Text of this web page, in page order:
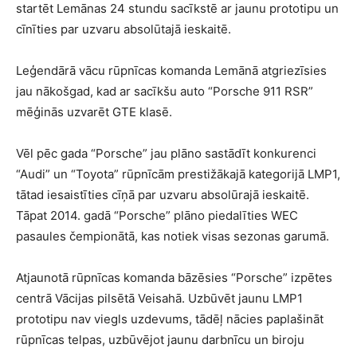
startēt Lemānas 24 stundu sacīkstē ar jaunu prototipu un
cīnīties par uzvaru absolūtajā ieskaitē.
Leģendārā vācu rūpnīcas komanda Lemānā atgriezīsies
jau nākošgad, kad ar sacīkšu auto “Porsche 911 RSR”
mēģinās uzvarēt GTE klasē.
Vēl pēc gada “Porsche” jau plāno sastādīt konkurenci
“Audi” un “Toyota” rūpnīcām prestižākajā kategorijā LMP1,
tātad iesaistīties cīņā par uzvaru absolūrajā ieskaitē.
Tāpat 2014. gadā “Porsche” plāno piedalīties WEC
pasaules čempionātā, kas notiek visas sezonas garumā.
Atjaunotā rūpnīcas komanda bāzēsies “Porsche” izpētes
centrā Vācijas pilsētā Veisahā. Uzbūvēt jaunu LMP1
prototipu nav viegls uzdevums, tādēļ nācies paplašināt
rūpnīcas telpas, uzbūvējot jaunu darbnīcu un biroju